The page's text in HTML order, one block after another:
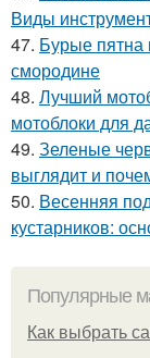
Виды
47. Бурые пятна
смородине
48. Лучший
мотоблоки для
49. Зеленые
выглядит и
50. Весенняя
кустарников:
Популярные
Как выбрать